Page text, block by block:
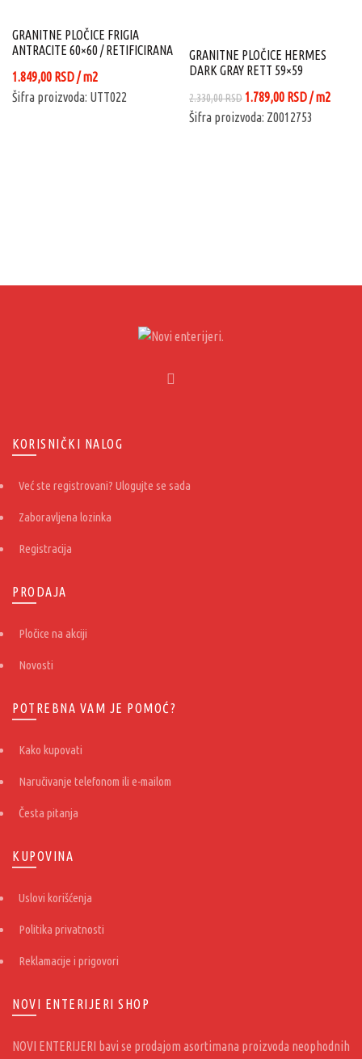
GRANITNE PLOČICE FRIGIA
ANTRACITE 60×60 / RETIFICIRANA
1.849,00 RSD/ m2
Šifra proizvoda: UTT022
GRANITNE PLOČICE HERMES
DARK GRAY RETT 59×59
2.330,00RSDOriginalna
cena
1.789,00 RSDTrenutna
cena
/ m2
Šifra proizvoda: Z0012753
KORISNIČKI NALOG
Već ste registrovani? Ulogujte se sada
Zaboravljena lozinka
Registracija
PRODAJA
Pločice na akciji
Novosti
POTREBNA VAM JE POMOĆ?
Kako kupovati
Naručivanje telefonom ili e-mailom
Česta pitanja
KUPOVINA
Uslovi korišćenja
Politika privatnosti
Reklamacije i prigovori
NOVI ENTERIJERI SHOP
NOVI ENTERIJERI bavi se prodajom asortimana proizvoda neophodnih